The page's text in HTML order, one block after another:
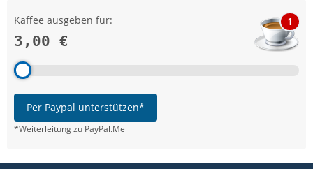
Kaffee ausgeben für:
3,00 €
1
Per Paypal unterstützen*
*Weiterleitung zu PayPal.Me